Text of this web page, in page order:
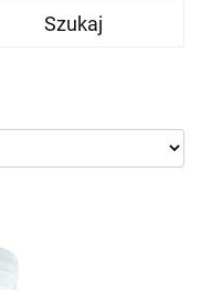
Szukaj